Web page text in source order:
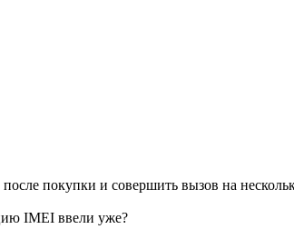
покупки и совершить вызов на
IMEI ввели уже?